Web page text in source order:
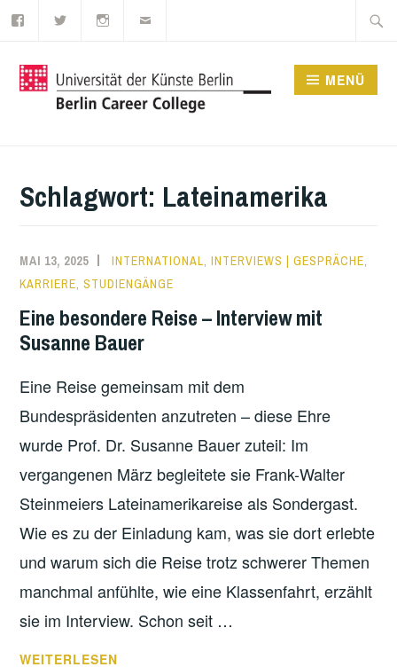
Zum
springen
Suche
COLLEGE
MENÜ
Schlagwort: Lateinamerika
MAI 13, 2025 INTERNATIONAL,INTERVIEWS | GESPRÄCHE,
KARRIERE,STUDIENGÄNGE
Eine besondere Reise – Interview mit
Susanne Bauer
Eine Reise gemeinsam mit dem
Bundespräsidenten anzutreten – diese Ehre
wurde Prof. Dr. Susanne Bauer zuteil: Im
vergangenen März begleitete sie Frank-Walter
Steinmeiers Lateinamerikareise als Sondergast.
Wie es zu der Einladung kam, was sie dort erlebte
und warum sich die Reise trotz schwerer Themen
manchmal anfühlte, wie eine Klassenfahrt, erzählt
sie im Interview. Schon seit …
EINE
WEITERLESEN